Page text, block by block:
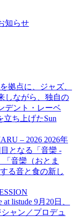
知らせ
拠点に、ジャズ、
しながら、独自の
デント・レーベ
立ち上げたSun
– 2026 2026年
となる「音欒 -
音欒（おとま
る音と食の新し
at listude 9月20日、
ャン／プロデュ